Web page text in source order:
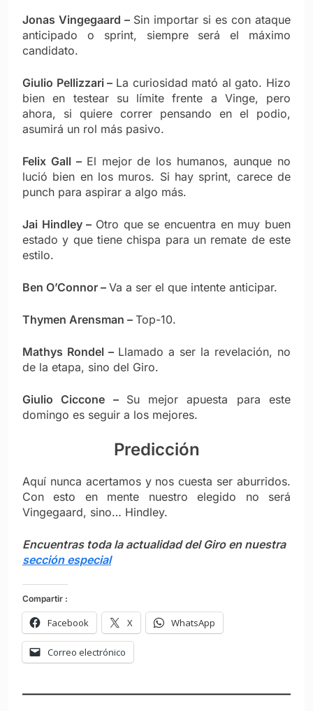
Jonas Vingegaard – Sin importar si es con ataque
anticipado o sprint, siempre será el máximo
candidato.
Giulio Pellizzari – La curiosidad mató al gato. Hizo
bien en testear su límite frente a Vinge, pero
ahora, si quiere correr pensando en el podio,
asumirá un rol más pasivo.
Felix Gall – El mejor de los humanos, aunque no
lució bien en los muros. Si hay sprint, carece de
punch para aspirar a algo más.
Jai Hindley – Otro que se encuentra en muy buen
estado y que tiene chispa para un remate de este
estilo.
Ben O’Connor – Va a ser el que intente anticipar.
Thymen Arensman – Top-10.
Mathys Rondel – Llamado a ser la revelación, no
de la etapa, sino del Giro.
Giulio Ciccone – Su mejor apuesta para este
domingo es seguir a los mejores.
Predicción
Aquí nunca acertamos y nos cuesta ser aburridos.
Con esto en mente nuestro elegido no será
Vingegaard, sino… Hindley.
Encuentras toda la actualidad del Giro en nuestra
sección especial
Compartir :
Facebook X WhatsApp
Correo electrónico